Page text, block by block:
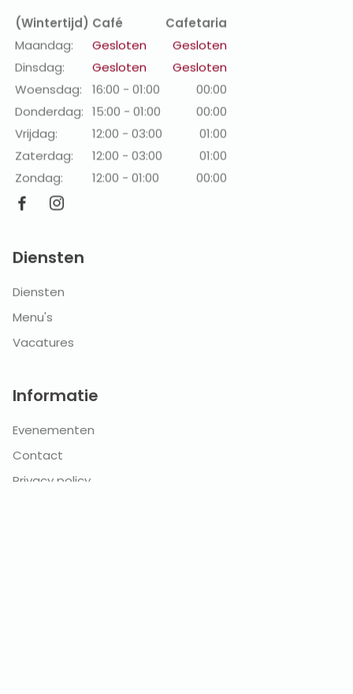
(Wintertijd) Café
Cafetaria
Maandag:
Gesloten
Gesloten
Dinsdag:
Gesloten
Gesloten
Woensdag:
16:00 - 01:00
00:00
Donderdag: 15:00 - 01:00
00:00
Vrijdag:
12:00 - 03:00
01:00
Zaterdag:
12:00 - 03:00
01:00
Zondag:
12:00 - 01:00 00:00
Diensten
Diensten
Menu's
Vacatures
Informatie
Evenementen
Contact
Privacy policy